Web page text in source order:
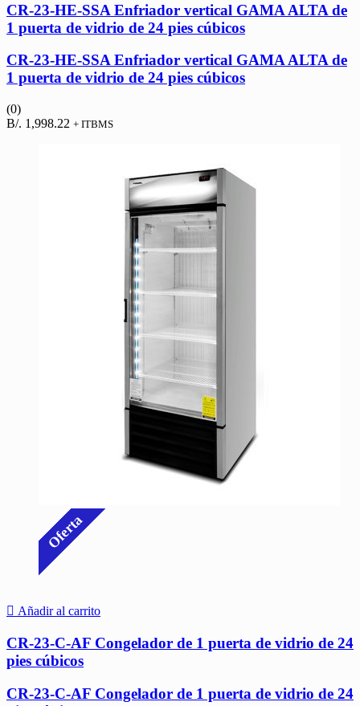
CR-23-HE-SSA Enfriador vertical GAMA ALTA de
1 puerta de vidrio de 24 pies cúbicos
CR-23-HE-SSA Enfriador vertical GAMA ALTA de
1 puerta de vidrio de 24 pies cúbicos
(0)
B/. 1,998.22 + ITBMS
Oferta
Añadir al carrito
CR-23-C-AF Congelador de 1 puerta de vidrio de 24
pies cúbicos
CR-23-C-AF Congelador de 1 puerta de vidrio de 24